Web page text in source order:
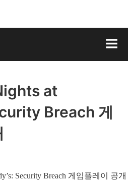
at
Breach 게